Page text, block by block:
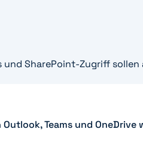
SharePoint-Zugriff
Teams und OneDrive